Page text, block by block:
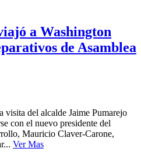
a Washington
de Asamblea
del alcalde Jaime Pumarejo
con el nuevo presidente del
Mauricio Claver-Carone,
Ver Mas